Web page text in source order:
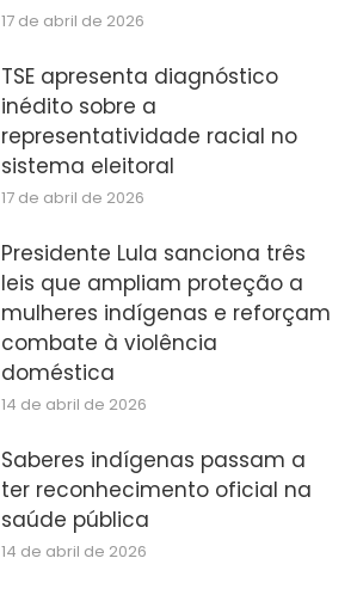
17 de abril de 2026
TSE apresenta diagnóstico
inédito sobre a
representatividade racial no
sistema eleitoral
17 de abril de 2026
Presidente Lula sanciona três
leis que ampliam proteção a
mulheres indígenas e reforçam
combate à violência
doméstica
14 de abril de 2026
Saberes indígenas passam a
ter reconhecimento oficial na
saúde pública
14 de abril de 2026